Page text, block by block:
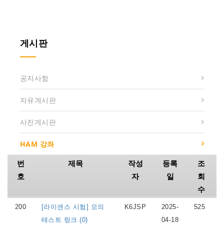
게시판
공지사항
자유게시판
사진게시판
HAM 강좌
번
호
제목
작성
자
등록
일
조
회
수
200
[라이센스 시험] 모의
테스트 링크.(0)
K6JSP
2025-
04-18
525